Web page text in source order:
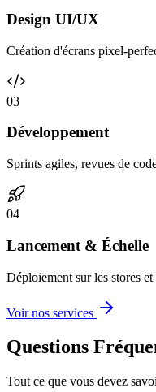
Design UI/UX
Création d'écrans pixel-
03
Développement
Sprints agiles, revues de
04
Lancement & Échelle
Déploiement sur les stores
Voir nos services
Questions
Tout ce que vous devez